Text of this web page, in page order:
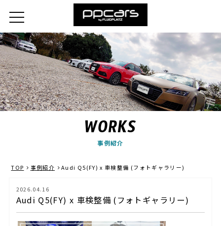
WORKS
事例紹介
TOP 事例紹介 Audi Q5(FY) x 車検整備 (フォトギャラリー)
2026.04.16
Audi Q5(FY) x 車検整備 (フォトギャラリー)